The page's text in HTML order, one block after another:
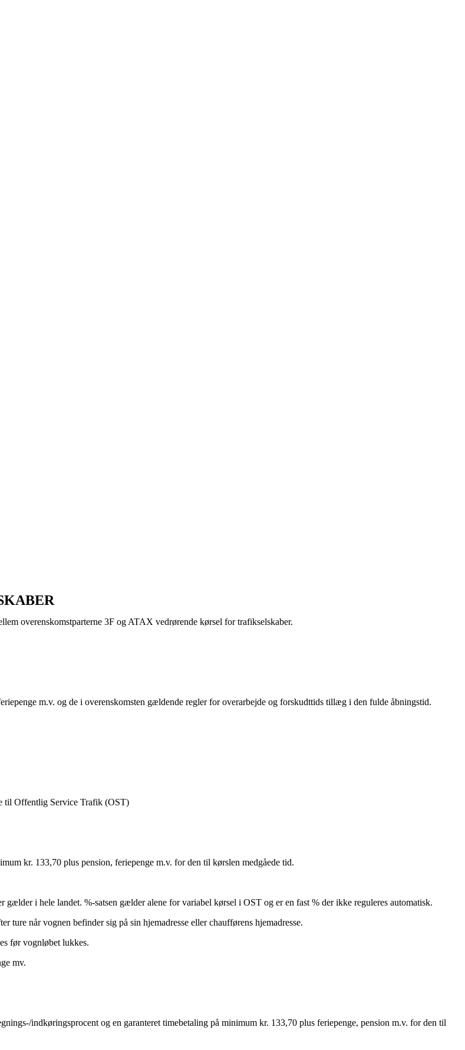
overenskomstparterne 3F og ATAX vedrørende kørsel for trafikselskaber.
m.v. og de i overenskomsten gældende regler for overarbejde og forskudttids tillæg i den fulde åbningstid.
til Offentlig Service Trafik (OST)
kr. 133,70 plus pension, feriepenge m.v. for den til kørslen medgåede tid.
i hele landet. %-satsen gælder alene for variabel kørsel i OST og er en fast % der ikke reguleres automatisk.
ture når vognen befinder sig på sin hjemadresse eller chaufførens hjemadresse.
før vognløbet lukkes.
mv.
indkøringsprocent og en garanteret timebetaling på minimum kr. 133,70 plus feriepenge, pension m.v. for den til